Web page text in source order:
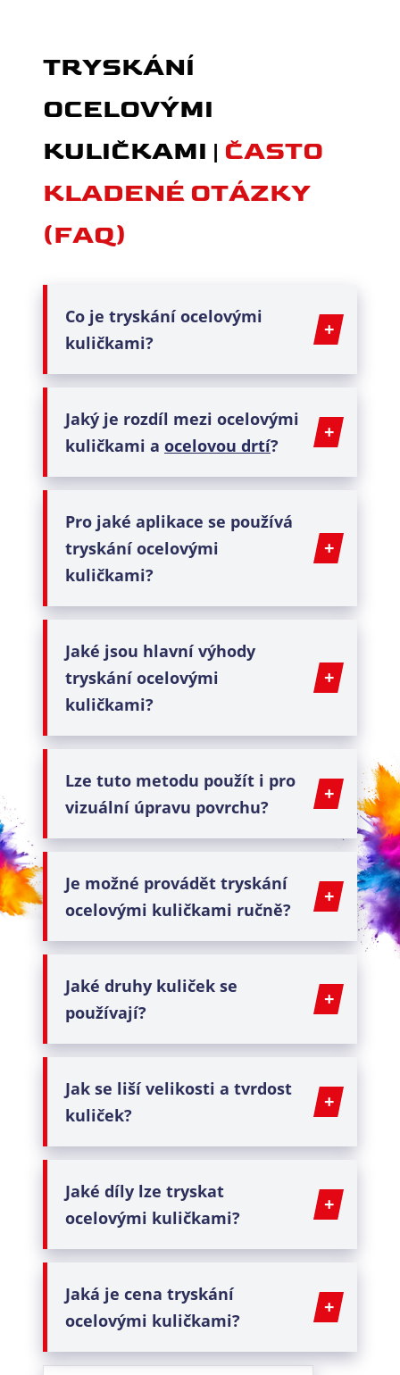
TRYSKÁNÍ
OCELOVÝMI
KULIČKAMI | ČASTO
KLADENÉ OTÁZKY
(FAQ)
Co je tryskání ocelovými
kuličkami?
Jaký je rozdíl mezi ocelovými
kuličkami a ocelovou drtí?
Pro jaké aplikace se používá
tryskání ocelovými
kuličkami?
Jaké jsou hlavní výhody
tryskání ocelovými
kuličkami?
Lze tuto metodu použít i pro
vizuální úpravu povrchu?
Je možné provádět tryskání
ocelovými kuličkami ručně?
Jaké druhy kuliček se
používají?
Jak se liší velikosti a tvrdost
kuliček?
Jaké díly lze tryskat
ocelovými kuličkami?
Jaká je cena tryskání
ocelovými kuličkami?